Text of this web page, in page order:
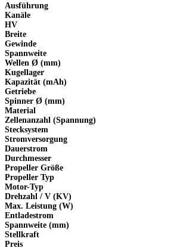
Ausführung
Kanäle
HV
Breite
Gewinde
Spannweite
Wellen Ø (mm)
Kugellager
Kapazität (mAh)
Getriebe
Spinner Ø (mm)
Material
Zellenanzahl (Spannung)
Stecksystem
Stromversorgung
Dauerstrom
Durchmesser
Propeller Größe
Propeller Typ
Motor-Typ
Drehzahl / V (KV)
Max. Leistung (W)
Entladestrom
Spannweite (mm)
Stellkraft
Preis